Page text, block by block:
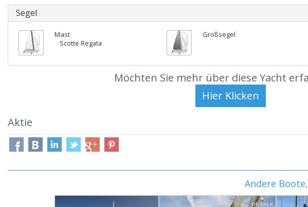
Segel
Mast
Scotte Regata
Großsegel
Möchten Sie mehr über diese Yacht
Aktie
Andere